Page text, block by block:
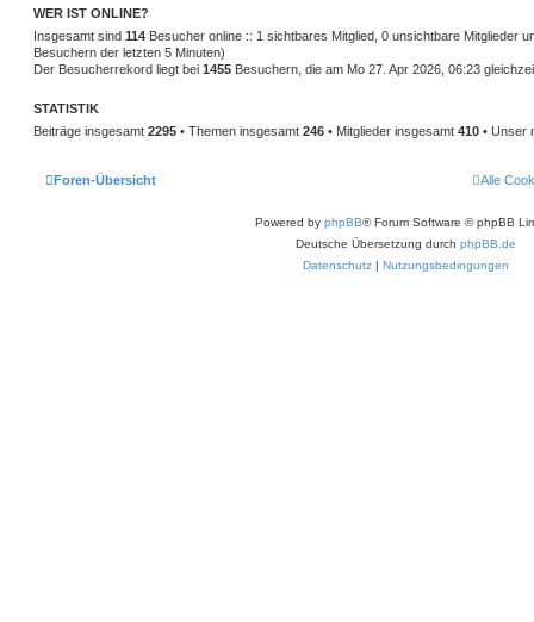
t
r
a
g
WER IST ONLINE?
Insgesamt sind 114 Besucher online :: 1 sichtbares Mitglied, 0 unsichtbare Mitglieder
Besuchern der letzten 5 Minuten)
Der Besucherrekord liegt bei 1455 Besuchern, die am Mo 27. Apr 2026, 06:23
STATISTIK
Beiträge insgesamt 2295 • Themen insgesamt 246 • Mitglieder insgesamt 410 • Unser
Foren-Übersicht Alle
Powered by phpBB® Forum Software © phpBB
Deutsche Übersetzung durch phpBB.de
Datenschutz | Nutzungsbedingungen